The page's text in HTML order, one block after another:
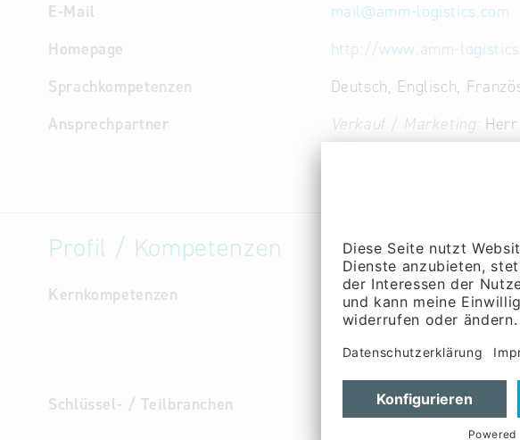
E-Mail
mail@amm-logistics.com
Homepage
http://www.amm-
Sprachkompetenzen
Deutsch, Englisch,
Ansprechpartner
Verkauf / Marketing: Herr
Alexander Prittig
Profil / Kompetenzen
Kernkompetenzen
Logistik -
Luftfracht Seefracht
Zollabwicklung
Kurierdienstleistungen
Schlüssel- / Teilbranchen
Logistik:
Logistik: Speditionen